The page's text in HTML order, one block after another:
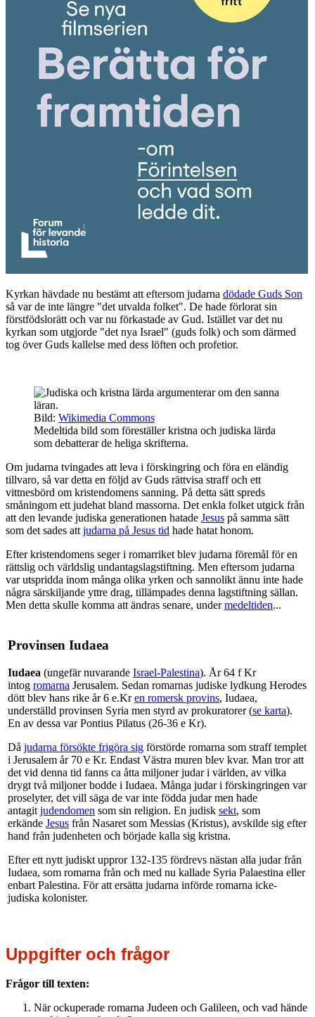
Kyrkan hävdade nu bestämt att eftersom judarna dödade Guds Son
så var de inte längre "det utvalda folket". De hade förlorat sin
förstfödslorätt och var nu förkastade av Gud. Istället var det nu
kyrkan som utgjorde "det nya Israel" (guds folk) och som därmed
tog över Guds kallelse med dess löften och profetior.
Bild: Wikimedia Commons
Medeltida bild som föreställer kristna och judiska lärda
som debatterar de heliga skrifterna.
Om judarna tvingades att leva i förskingring och föra en eländig
tillvaro, så var detta en följd av Guds rättvisa straff och ett
vittnesbörd om kristendomens sanning. På detta sätt spreds
småningom ett judehat bland massorna. Det enkla folket utgick från
att den levande judiska generationen hatade Jesus på samma sätt
som det sades att judarna på Jesus tid hade hatat honom.
Efter kristendomens seger i romarriket blev judarna föremål för en
rättslig och världslig undantagslagstiftning. Men eftersom judarna
var utspridda inom många olika yrken och sannolikt ännu inte hade
några särskiljande yttre drag, tillämpades denna lagstiftning sällan.
Men detta skulle komma att ändras senare, undermedeltiden...
Provinsen Iudaea
Iudaea (ungefär nuvarande Israel-Palestina). År 64 f Kr
intog romarna Jerusalem. Sedan romarnas judiske lydkung Herodes
dött blev hans rike år 6 e.Kren romersk provins, Iudaea,
underställd provinsen Syria men styrd av prokuratorer(se karta).
En av dessa var Pontius Pilatus (26-36 e Kr).
Då judarna försökte frigöra sig förstörde romarna som straff templet
i Jerusalem år 70 e Kr. Endast Västra muren blev kvar. Man tror att
det vid denna tid fanns ca åtta miljoner judar i världen, av vilka
drygt två miljoner bodde i Iudaea. Många judar i förskingringen var
proselyter, det vill säga de var inte födda judar men hade
antagit judendomen som sin religion. En judisk sekt, som
erkände Jesus från Nasaret som Messias (Kristus), avskilde sig efter
hand från judenheten och började kalla sig kristna.
Efter ett nytt judiskt uppror 132-135 fördrevs nästan alla judar från
Iudaea, som romarna från och med nu kallade Syria Palaestina eller
enbart Palestina. För att ersätta judarna införde romarna icke-
judiska kolonister.
Uppgifter och frågor
Frågor till texten:
När ockuperade romarna Judeen och Galileen, och vad hände